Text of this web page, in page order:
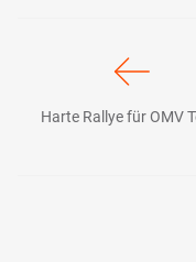
Harte Rallye für OMV